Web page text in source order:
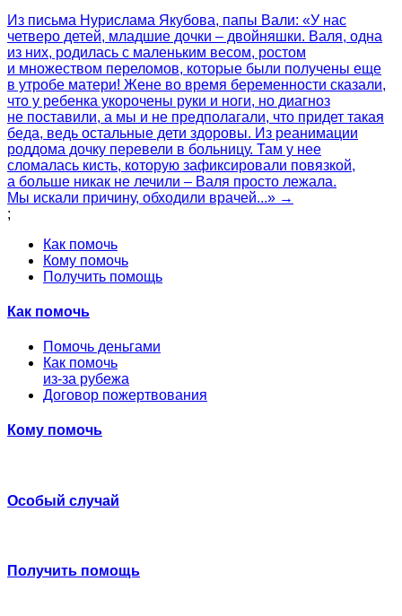
Из письма Нурислама Якубова, папы Вали: «У нас
четверо детей, младшие дочки – двойняшки. Валя, одна
из них, родилась с маленьким весом, ростом
и множеством переломов, которые были получены еще
в утробе матери! Жене во время беременности сказали,
что у ребенка укорочены руки и ноги, но диагноз
не поставили, а мы и не предполагали, что придет такая
беда, ведь остальные дети здоровы. Из реанимации
роддома дочку перевели в больницу. Там у нее
сломалась кисть, которую зафиксировали повязкой,
а больше никак не лечили – Валя просто лежала.
Мы искали причину, обходили врачей...» →
;
Как помочь
Кому помочь
Получить помощь
Как помочь
Помочь деньгами
Как помочь
из-за рубежа
Договор пожертвования
Кому помочь
Особый случай
Получить помощь